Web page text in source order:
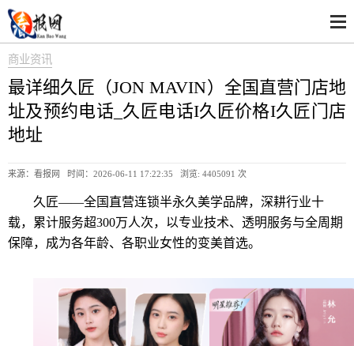
商业资讯
最详细久匠（JON MAVIN）全国直营门店地
址及预约电话_久匠电话I久匠价格I久匠门店
地址
来源：看报网 时间：2026-06-11 17:22:35 浏览: 4405091 次
久匠——全国直营连锁半永久美学品牌，深耕行业十
载，累计服务超300万人次，以专业技术、透明服务与全周期
保障，成为各年龄、各职业女性的变美首选。